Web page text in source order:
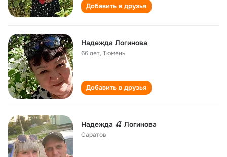
Добавить в друзья
Надежда Логинова
66 лет,Тюмень
Добавить в друзья
Надежда 🍒 Логинова
Саратов